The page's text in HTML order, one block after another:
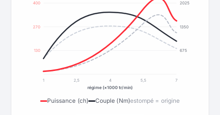
130
270
400
675
1350
2025
1 2,5 4 5,5
7
régime (×1000 tr/min)
Puissance (ch) Couple (Nm)estompé = origine